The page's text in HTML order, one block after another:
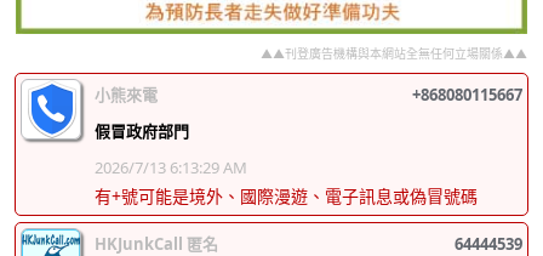
▲▲刊登廣告機構與本網站全無任何立場關係▲▲
小熊來電
+868080115667
假冒政府部門
2026/7/13 6:13:29 AM
有+號可能是境外、國際漫遊、電子訊息或偽冒號碼
HKJunkCall 匿名
64444539